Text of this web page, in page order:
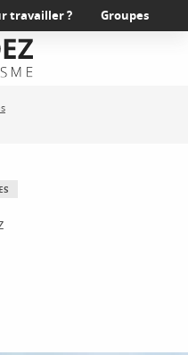
travailler ? Groupes